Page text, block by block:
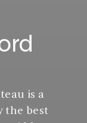
is a
the best